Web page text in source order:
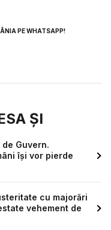
PE WHATSAPP!
ȘI
Guvern.
își vor pierde
cu majorări
vehement de